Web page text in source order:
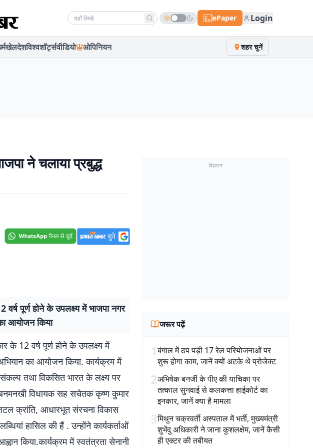
Search news ePaper Login
खेलदेशविश्वशॉर्ट्सवीडियो ओपिनियन शहर चुनें
ने चलाया प्रबुद्ध
पूर्ण होने के उपलक्ष्य में भाजपा नगर
आयोजन किया
के 12 वर्ष पूर्ण होने के उपलक्ष्य में
का आयोजन किया. कार्यक्रम में
तथा विकसित भारत के लक्ष्य पर
बनमनखी विधायक सह सचेतक कृष्ण कुमार
क्रांति, आधारभूत संरचना विकास
हासिल की हैं . उन्होंने कार्यकर्ताओं
किया.कार्यक्रम में स्वतंत्रता सेनानी
विज्ञापन
जरूर पढ़ें
1बंगाल में ठप पड़ी 17 रेल परियोजनाओं पर
शुरू होगा काम, जानें क्यों अटके थे प्रोजेक्ट
2अभिषेक बनर्जी के पीए की याचिका पर
तत्काल सुनवाई से कलकत्ता हाईकोर्ट का
इनकार, जानें क्या है मामला
3मिथुन चक्रवर्ती अस्पताल में भर्ती, मुख्यमंत्री
शुभेंदु अधिकारी ने जाना कुशलक्षेम, जानें कैसी
ही एक्टर की तबीयत